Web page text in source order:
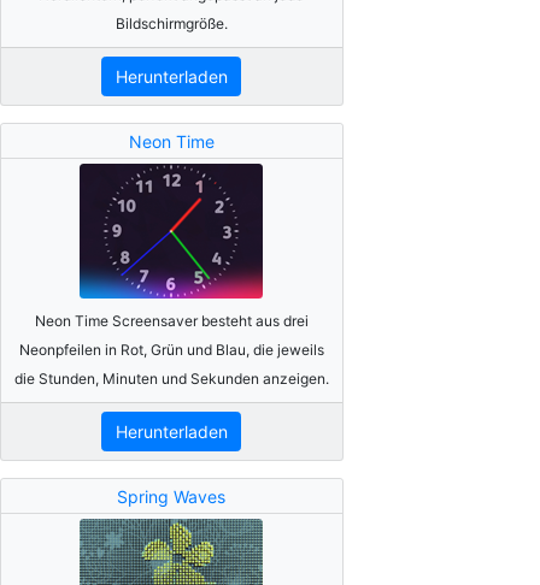
Bildschirmgröße.
Herunterladen
Neon Time
Neon Time Screensaver besteht aus drei
Neonpfeilen in Rot, Grün und Blau, die jeweils
die Stunden, Minuten und Sekunden anzeigen.
Herunterladen
Spring Waves